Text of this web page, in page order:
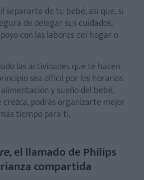
separarte de tu bebé, así que, si
de delegar sus cuidados,
con las labores del hogar o
las actividades que te hacen
sea difícil por los horarios
y sueño del bebé,
podrás organizarte mejor
tiempo para ti.
, el llamado de Philips
compartida